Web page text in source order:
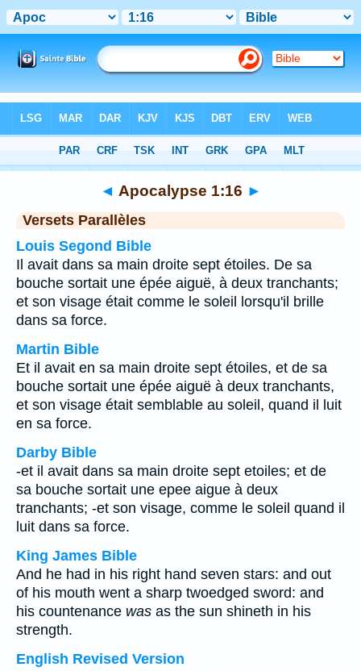
Chapitre 1 > Verset 16
◄ Apocalypse 1:16 ►
Versets Parallèles
Louis Segond Bible
Il avait dans sa main droite sept étoiles. De sa
bouche sortait une épée aiguë, à deux tranchants;
et son visage était comme le soleil lorsqu'il brille
dans sa force.
Martin Bible
Et il avait en sa main droite sept étoiles, et de sa
bouche sortait une épée aiguë à deux tranchants,
et son visage était semblable au soleil, quand il luit
en sa force.
Darby Bible
-et il avait dans sa main droite sept etoiles; et de
sa bouche sortait une epee aigue à deux
tranchants; -et son visage, comme le soleil quand il
luit dans sa force.
King James Bible
And he had in his right hand seven stars: and out
of his mouth went a sharp twoedged sword: and
his countenance was as the sun shineth in his
strength.
English Revised Version